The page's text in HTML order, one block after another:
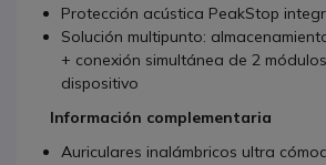
Protección acústica PeakStop
Solución multipunto:
+ conexión simultánea de 2
dispositivo
Información complementaria
Auriculares inalámbricos ultra